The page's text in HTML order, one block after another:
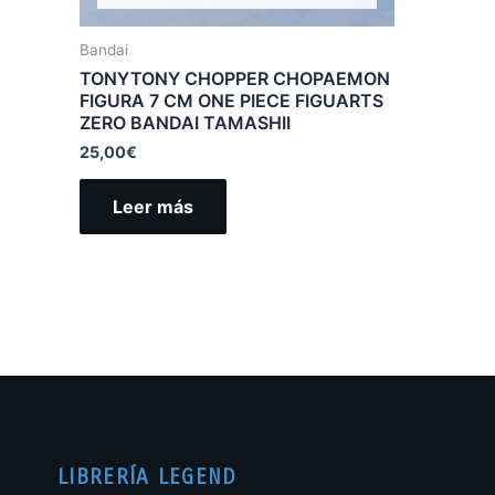
Bandai
TONYTONY CHOPPER CHOPAEMON
FIGURA 7 CM ONE PIECE FIGUARTS
ZERO BANDAI TAMASHII
25,00€
Leer más
LIBRERÍA LEGEND